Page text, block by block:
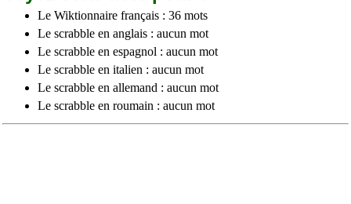
Le Wiktionnaire français : 36 mots
Le scrabble en anglais : aucun mot
Le scrabble en espagnol : aucun mot
Le scrabble en italien : aucun mot
Le scrabble en allemand : aucun mot
Le scrabble en roumain : aucun mot